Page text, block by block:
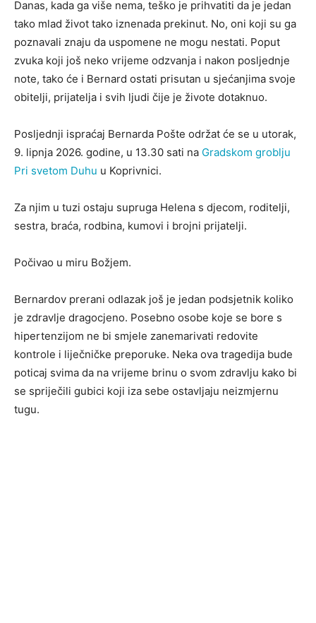
Danas, kada ga više nema, teško je prihvatiti da je jedan
tako mlad život tako iznenada prekinut. No, oni koji su ga
poznavali znaju da uspomene ne mogu nestati. Poput
zvuka koji još neko vrijeme odzvanja i nakon posljednje
note, tako će i Bernard ostati prisutan u sjećanjima svoje
obitelji, prijatelja i svih ljudi čije je živote dotaknuo.
Posljednji ispraćaj Bernarda Pošte održat će se u utorak,
9. lipnja 2026. godine, u 13.30 sati na Gradskom groblju
Pri svetom Duhu u Koprivnici.
Za njim u tuzi ostaju supruga Helena s djecom, roditelji,
sestra, braća, rodbina, kumovi i brojni prijatelji.
Počivao u miru Božjem.
Bernardov prerani odlazak još je jedan podsjetnik koliko
je zdravlje dragocjeno. Posebno osobe koje se bore s
hipertenzijom ne bi smjele zanemarivati redovite
kontrole i liječničke preporuke. Neka ova tragedija bude
poticaj svima da na vrijeme brinu o svom zdravlju kako bi
se spriječili gubici koji iza sebe ostavljaju neizmjernu
tugu.